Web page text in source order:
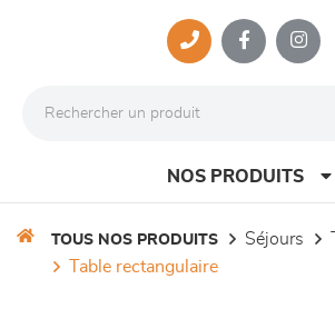
NOS PRODUITS
TOUS NOS PRODUITS séjours
table rectangulaire